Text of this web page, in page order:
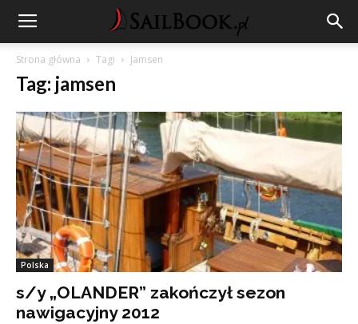
Strona główna Tagi Jamsen
Tag: jamsen
Polska
s/y „OLANDER” zakończył sezon
nawigacyjny 2012